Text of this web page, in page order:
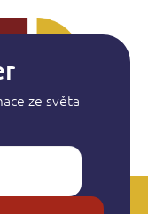
ze světa